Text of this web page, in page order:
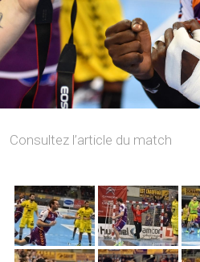
Consultez l’article du match